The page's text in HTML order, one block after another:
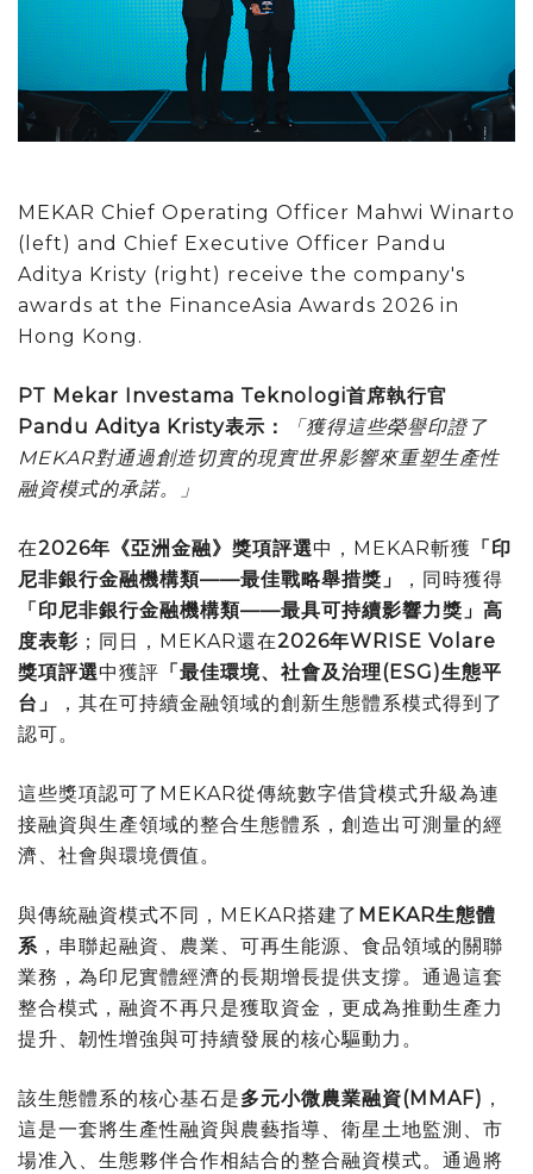
MEKAR Chief Operating Officer Mahwi Winarto
(left) and Chief Executive Officer Pandu
Aditya Kristy (right) receive the company's
awards at the FinanceAsia Awards 2026 in
Hong Kong.
PT Mekar Investama Teknologi首席執行官
Pandu Aditya Kristy表示：
「獲得這些榮譽印證了
MEKAR對通過創造切實的現實世界影響來重塑生產性
融資模式的承諾。」
在2026年《亞洲金融》獎項評選中，MEKAR斬獲 「印
尼非銀行金融機構類——最佳戰略舉措獎」
，同時獲得
「印尼非銀行金融機構類——最具可持續影響力獎」高
度表彰 ；同日，MEKAR還在2026年WRISE Volare
獎項評選中獲評 「最佳環境、社會及治理(ESG)生態平
台」
，其在可持續金融領域的創新生態體系模式得到了
認可。
這些獎項認可了MEKAR從傳統數字借貸模式升級為連
接融資與生產領域的整合生態體系，創造出可測量的經
濟、社會與環境價值。
與傳統融資模式不同，MEKAR搭建了 MEKAR生態體
系 ，串聯起融資、農業、可再生能源、食品領域的關聯
業務，為印尼實體經濟的長期增長提供支撐。通過這套
整合模式，融資不再只是獲取資金，更成為推動生產力
提升、韌性增強與可持續發展的核心驅動力。
該生態體系的核心基石是多元小微農業融資(MMAF) ，
這是一套將生產性融資與農藝指導、衛星土地監測、市
場准入、生態夥伴合作相結合的整合融資模式。通過將